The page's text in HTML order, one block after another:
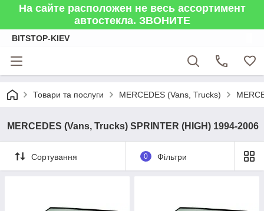
На сайте расположен не весь ассортимент
автостекла. ЗВОНИТЕ
BITSTOP-KIEV
Товари та послуги MERCEDES (Vans, Trucks)
MERCEDES (Vans, Trucks) SPRINTER (HIGH) 1994-2006
Сортування 0 Фільтри